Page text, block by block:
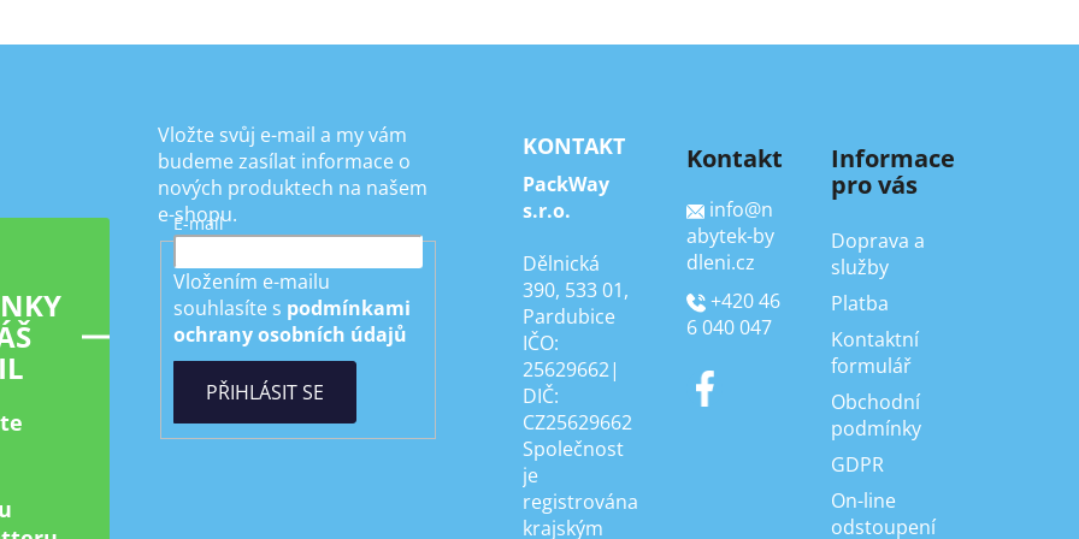
Vložte svůj e-mail a my vám
budeme zasílat informace o
nových produktech na našem
e-shopu.
E-mail
Vložením e-mailu
souhlasíte s podmínkami
ochrany osobních údajů
PŘIHLÁSIT SE
KONTAKT
PackWay
s.r.o.
Dělnická
390, 533 01,
Pardubice
IČO:
25629662|
DIČ:
CZ25629662
Společnost
je
registrována
krajským
Kontakt
info@n
abytek-by
dleni.cz
+420 46
6 040 047
Informace
pro vás
Doprava a
služby
Platba
Kontaktní
formulář
Obchodní
podmínky
GDPR
On-line
odstoupení